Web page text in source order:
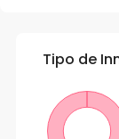
Tipo de